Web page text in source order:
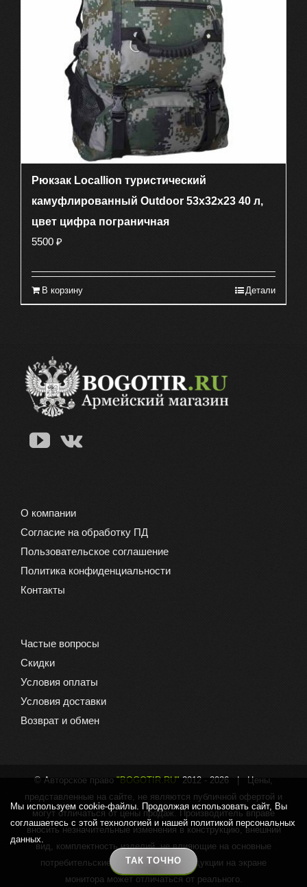
Рюкзак Locallion туристический
камуфлированный Outdoor 53х32х23 40 л,
цвет цифра пограничная
5500 ₽
В корзину Детали
О компании
Согласие на обработку ПД
Пользовательское соглашение
Политика конфиденциальности
Контакты
Частые вопросы
Скидки
Условия оплаты
Условия доставки
Возврат и обмен
© Авторское право "BOGOTIR.RU" 2012 - 2026 | Цены,
представленные на сайте, не являются публичной офертой и
могут отличаться от цены продаж. Производитель вправе
вносить незначительные изменения в конструкцию, внешний
вид, комплектность изделий, не влияющие на основные
потребительские свойства. Цвет продукции на экране
монитора может отличаться от реального.
Мы используем cookie-файлы. Продолжая использовать сайт, Вы
соглашаетесь с этой технологией и нашей политикой персональных
данных.
ТАК ТОЧНО